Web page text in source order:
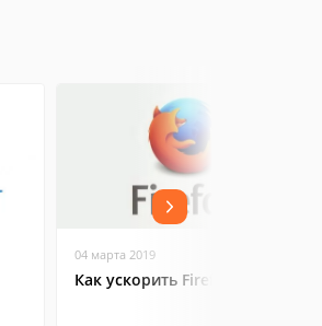
04 марта 2019
Как ускорить Firefox